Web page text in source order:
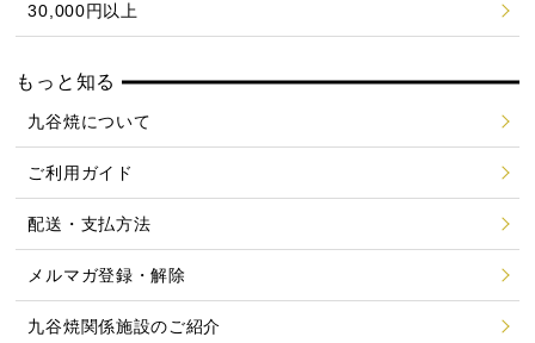
30,000円以上
もっと知る
九谷焼について
ご利用ガイド
配送・支払方法
メルマガ登録・解除
九谷焼関係施設のご紹介